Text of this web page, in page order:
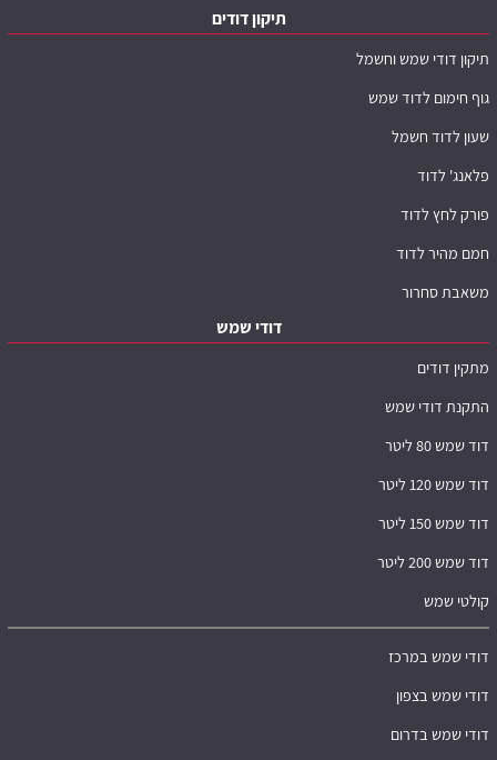
תיקון דודים
תיקון דודי שמש וחשמל
גוף חימום לדוד שמש
שעון לדוד חשמל
פלאנג' לדוד
פורק לחץ לדוד
חמם מהיר לדוד
משאבת סחרור
דודי שמש
מתקין דודים
התקנת דודי שמש
דוד שמש 80 ליטר
דוד שמש 120 ליטר
דוד שמש 150 ליטר
דוד שמש 200 ליטר
קולטי שמש
דודי שמש במרכז
דודי שמש בצפון
דודי שמש בדרום